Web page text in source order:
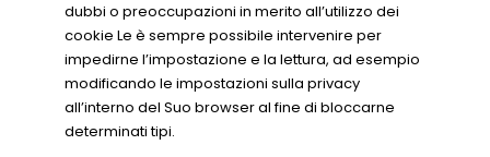
dubbi o preoccupazioni in merito all’utilizzo dei
cookie Le è sempre possibile intervenire per
impedirne l’impostazione e la lettura, ad esempio
modificando le impostazioni sulla privacy
all’interno del Suo browser al fine di bloccarne
determinati tipi.